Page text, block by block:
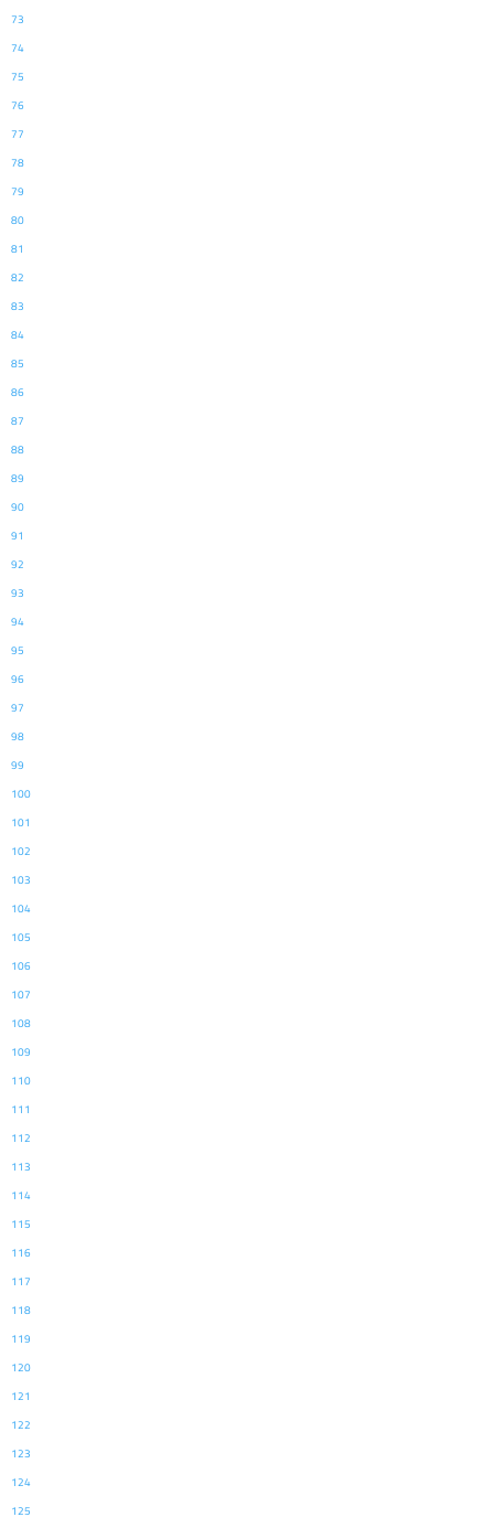
73
74
75
76
77
78
79
80
81
82
83
84
85
86
87
88
89
90
91
92
93
94
95
96
97
98
99
100
101
102
103
104
105
106
107
108
109
110
111
112
113
114
115
116
117
118
119
120
121
122
123
124
125